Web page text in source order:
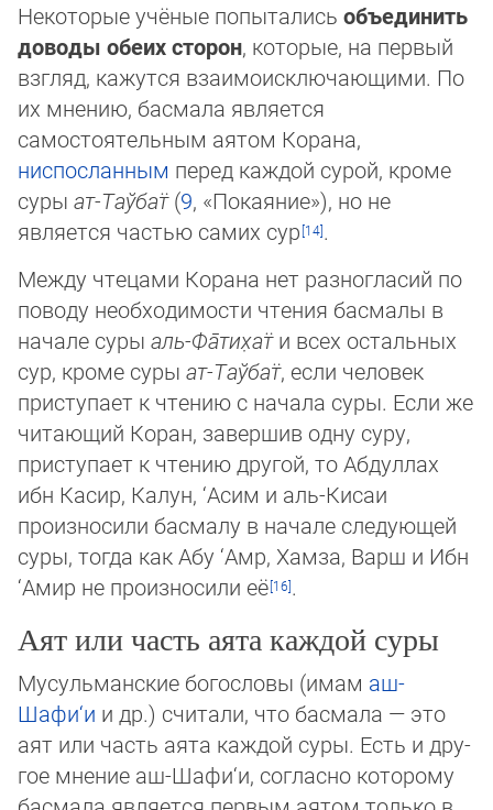
Некоторые учёные попытались объединить
доводы обеих сторон, которые, на первый
взгляд, кажутся взаимо­ис­клю­чаю­щи­ми. По
их мнению, басмала является
самостоятельным аятом Корана,
ниспосланным перед каждой сурой, кроме
су­ры ат-Таў­бат̈(9, «По­кая­ние»), но не
является частью самих сур
.
Между чтецами Корана нет разногласий по
поводу необходимости чтения басмалы в
начале суры аль-Фа̄­ти­х̣ат̈и всех ос­та­ль­ных
сур, кроме суры ат-Таў­бат̈, если человек
приступает к чтению с начала суры. Если же
читающий Коран, завершив од­ну су­ру,
приступает к чтению другой, то Абдуллах
ибн Касир, Калун, ‘Асим и аль-Кисаи
произносили басмалу в начале сле­дую­щей
суры, тогда как Абу ‘Амр, Хамза, Варш и Ибн
‘Амир не произносили её
.
Аят или часть аята каждой суры
Мусульманские богословы (имам аш-
Шафи‘и и др.) считали, что басмала — это
аят или часть аята каждой суры. Есть и дру­
гое мнение аш-Шафи‘и, согласно которому